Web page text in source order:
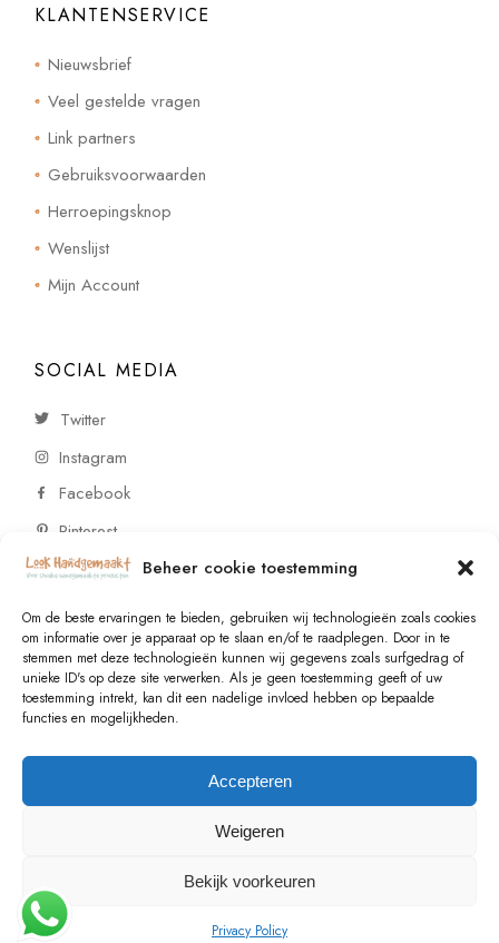
Beheer cookie toestemming
Om de beste ervaringen te bieden, gebruiken wij technologieën zoals cookies
om informatie over je apparaat op te slaan en/of te raadplegen. Door in te
stemmen met deze technologieën kunnen wij gegevens zoals surfgedrag of
unieke ID's op deze site verwerken. Als je geen toestemming geeft of uw
toestemming intrekt, kan dit een nadelige invloed hebben op bepaalde
functies en mogelijkheden.
Accepteren
Weigeren
Bekijk voorkeuren
Privacy Policy
KLANTENSERVICE
Nieuwsbrief
Veel gestelde vragen
Link partners
Gebruiksvoorwaarden
Herroepingsknop
Wenslijst
Mijn Account
SOCIAL MEDIA
Twitter
Instagram
Facebook
Pinterest
CONTACT
Vragen of wensen? Neem contact op!
+31 (0)6 229 021 29
© 2023 , All Rights Reserved